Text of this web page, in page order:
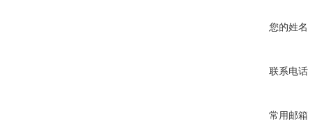
您的姓名
联系电话
常用邮箱